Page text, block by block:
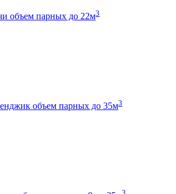
объем парных до 22м3
объем парных до 35м3